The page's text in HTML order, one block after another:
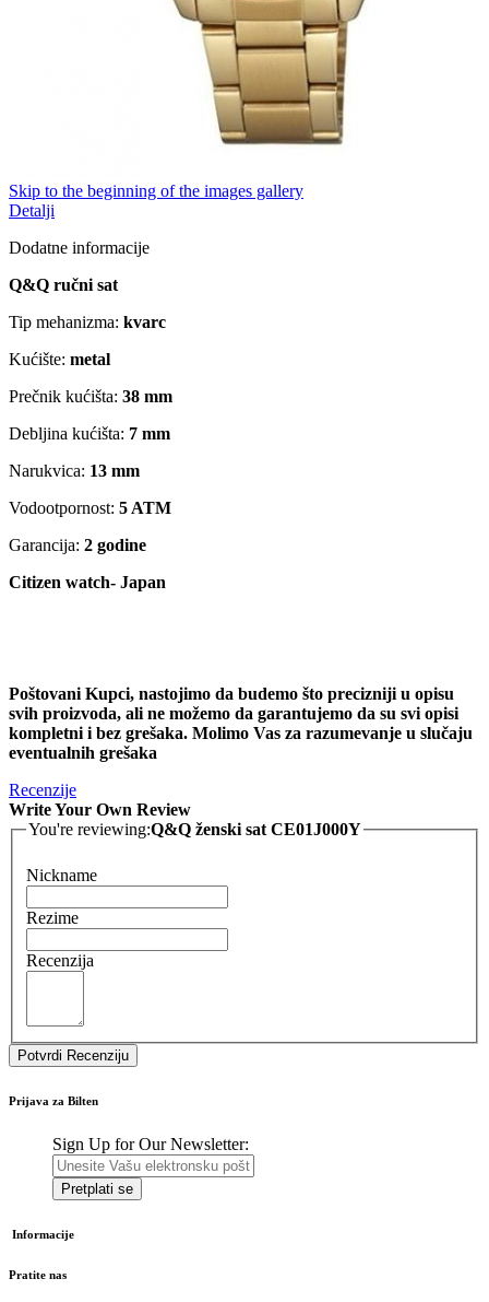
Skip to the beginning of the images gallery
Detalji
Dodatne informacije
Q&Q ručni sat
Tip mehanizma: kvarc
Kućište: metal
Prečnik kućišta: 38 mm
Debljina kućišta: 7 mm
Narukvica: 13 mm
Vodootpornost: 5 ATM
Garancija: 2 godine
Citizen watch- Japan
Poštovani Kupci, nastojimo da budemo što precizniji u opisu
svih proizvoda, ali ne možemo da garantujemo da su svi opisi
kompletni i bez grešaka. Molimo Vas za razumevanje u slučaju
eventualnih grešaka
Recenzije
Write Your Own Review
You're reviewing:Q&Q ženski sat CE01J000Y
Nickname
Rezime
Recenzija
Potvrdi Recenziju
Prijava za Bilten
Sign Up for Our Newsletter:
Pretplati se
Informacije
Pratite nas